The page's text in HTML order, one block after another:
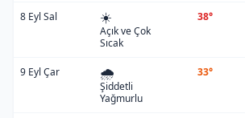
8 Eyl Sal ☀️
Açık ve Çok
Sıcak
38°
9 Eyl Çar 🌧️
Şiddetli
Yağmurlu
33°